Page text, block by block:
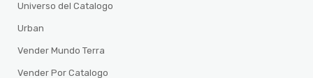
Universo del Catalogo
Urban
Vender Mundo Terra
Vender Por Catalogo